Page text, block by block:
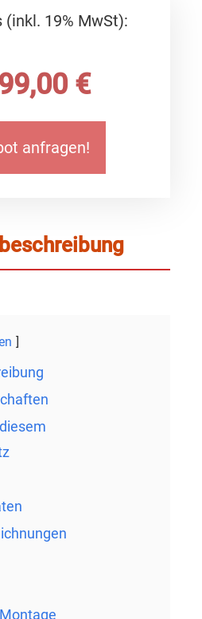
(inkl. 19% MwSt):
€
anfragen!